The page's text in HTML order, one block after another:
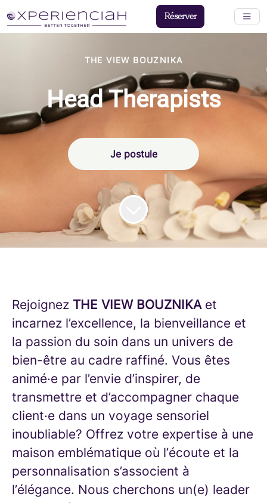
THE VIEW BOUZNIKA
Head Therapists
Je postule
Rejoignez THE VIEW BOUZNIKA et
incarnez l’excellence, la bienveillance et
la passion du soin dans un univers de
bien-être au cadre raffiné. Vous êtes
animé·e par l’envie d’inspirer, de
transmettre et d’accompagner chaque
client·e dans un voyage sensoriel
inoubliable? Offrez votre expertise à une
maison emblématique où l’écoute et la
personnalisation s’associent à
l’élégance. Nous cherchons un(e) leader
Réserver